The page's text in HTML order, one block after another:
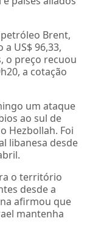
Brent,
US$ 96,33,
o preço recuou
a cotação
um ataque
ao sul de
Hezbollah. Foi
libanesa desde
o território
desde a
afirmou que
mantenha